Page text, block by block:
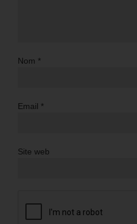
Nom *
Email *
Site web